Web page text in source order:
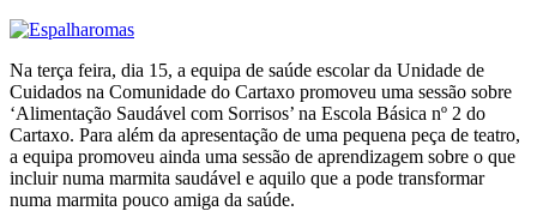
Na terça feira, dia 15, a equipa de saúde escolar da Unidade de
Cuidados na Comunidade do Cartaxo promoveu uma sessão sobre
‘Alimentação Saudável com Sorrisos’ na Escola Básica nº 2 do
Cartaxo. Para além da apresentação de uma pequena peça de teatro,
a equipa promoveu ainda uma sessão de aprendizagem sobre o que
incluir numa marmita saudável e aquilo que a pode transformar
numa marmita pouco amiga da saúde.